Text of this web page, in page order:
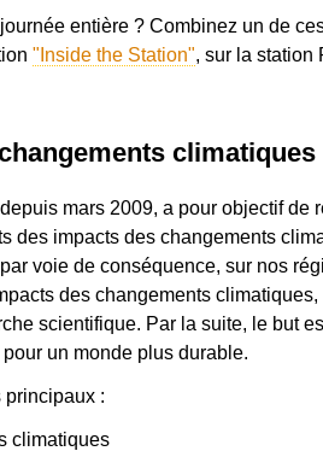
entière ? Combinez un de
"Inside the Station", sur la station
climatiques
mars 2009, a pour objectif de
des impacts des changements
voie de conséquence, sur nos
des changements
scientifique. Par la suite, le but
un monde plus durable.
principaux :
climatiques